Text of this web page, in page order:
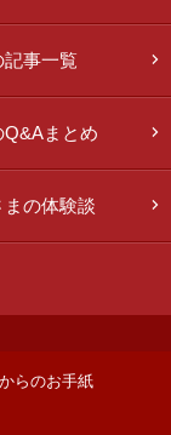
記事一覧
まとめ
まの体験談
らのお手紙